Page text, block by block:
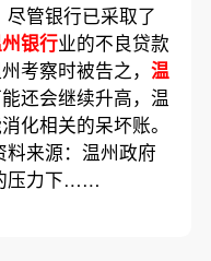
管银行已采取了
银行业的不良贷款
考察时被告之， 温
还会继续升高，温
化相关的呆坏账。
来源：温州政府
压力下……